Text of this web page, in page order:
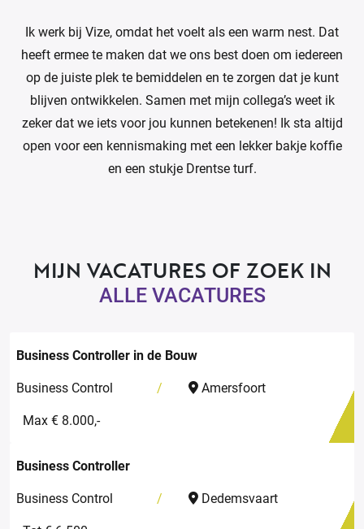
Ik werk bij Vize, omdat het voelt als een warm nest. Dat
heeft ermee te maken dat we ons best doen om iedereen
op de juiste plek te bemiddelen en te zorgen dat je kunt
blijven ontwikkelen. Samen met mijn collega’s weet ik
zeker dat we iets voor jou kunnen betekenen! Ik sta altijd
open voor een kennismaking met een lekker bakje koffie
en een stukje Drentse turf.
MIJN VACATURES OF ZOEK IN
ALLE VACATURES
Business Controller in de Bouw
Business Control
Amersfoort
Max € 8.000,-
Business Controller
Business Control
Dedemsvaart